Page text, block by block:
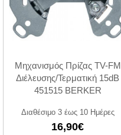
Μηχανισμός Πρίζας TV-FM
Διέλευσης/Τερματική 15dB
451515 BERKER
Διαθέσιμο 3 έως 10 Ημέρες
16,90€